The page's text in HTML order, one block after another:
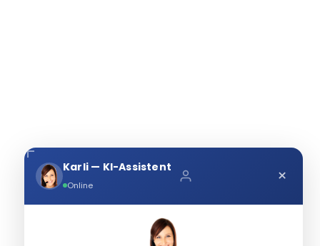
Karli — KI-Assistent
Online ×